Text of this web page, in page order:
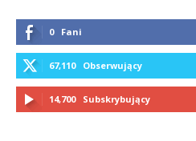
0 Fani
67,110 Obserwujący
14,700 Subskrybujący